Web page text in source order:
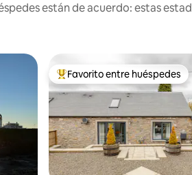
están de acuerdo: estas
Favorito entre huéspedes
Favorito entre huéspedes